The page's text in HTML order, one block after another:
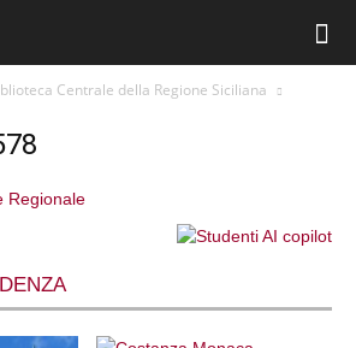
Centrale della Regione Siciliana